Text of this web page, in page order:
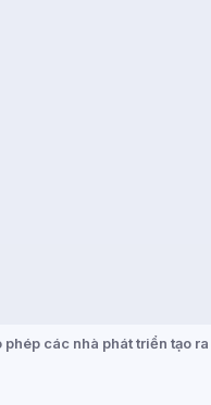
các nhà phát triển tạo